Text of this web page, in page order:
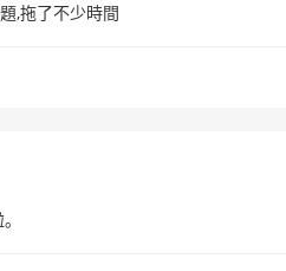
,拖了不少時間